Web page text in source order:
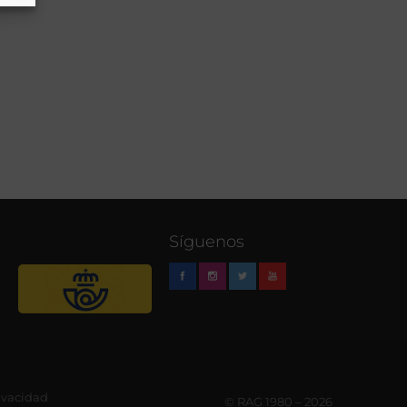
Síguenos
© RAG 1980 – 2026